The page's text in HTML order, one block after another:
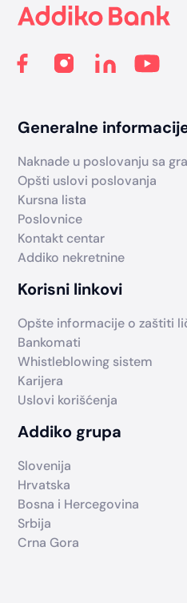
Generalne
Naknade u poslovanju sa
Opšti uslovi poslovanja
Kursna lista
Poslovnice
Kontakt centar
Addiko nekretnine
Korisni linkovi
Opšte informacije o zaštiti
Bankomati
Whistleblowing sistem
Karijera
Uslovi korišćenja
Addiko grupa
Slovenija
Hrvatska
Bosna i Hercegovina
Srbija
Crna Gora